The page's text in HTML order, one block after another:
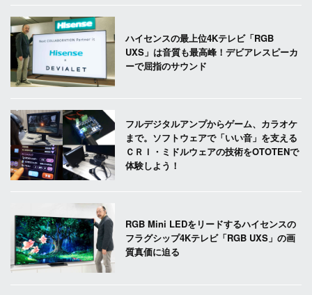
ハイセンスの最上位4Kテレビ「RGB
UXS」は音質も最高峰！デビアレスピーカ
ーで屈指のサウンド
フルデジタルアンプからゲーム、カラオケ
まで。ソフトウェアで「いい音」を支える
ＣＲＩ・ミドルウェアの技術をOTOTENで
体験しよう！
RGB Mini LEDをリードするハイセンスの
フラグシップ4Kテレビ「RGB UXS」の画
質真価に迫る